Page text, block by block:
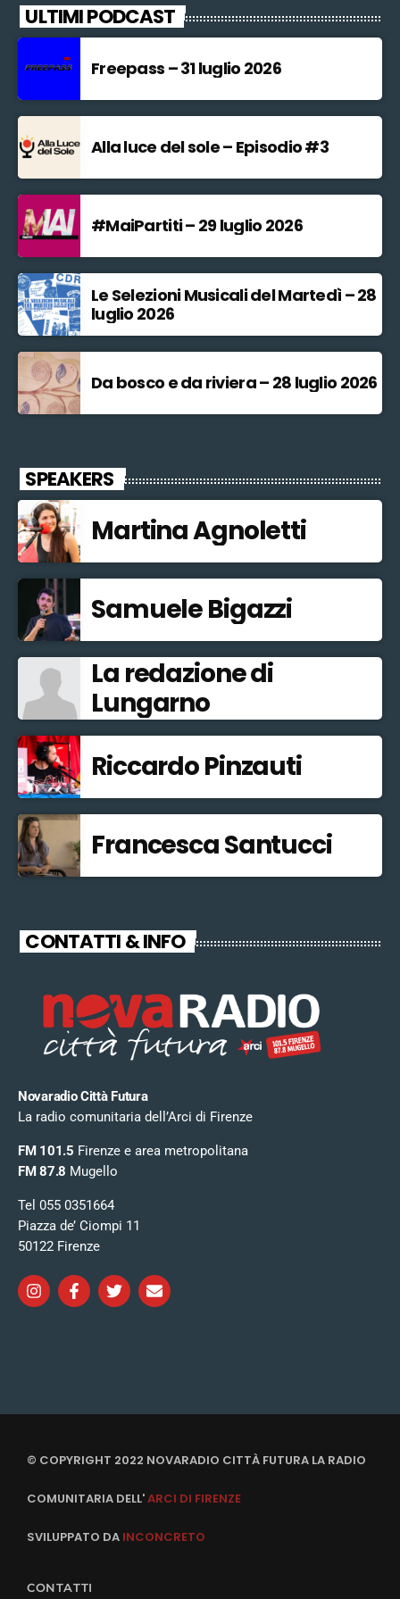
ULTIMI PODCAST
Freepass – 31 luglio 2026
Alla luce del sole – Episodio #3
#MaiPartiti – 29 luglio 2026
Le Selezioni Musicali del Martedì – 28
luglio 2026
Da bosco e da riviera – 28 luglio 2026
SPEAKERS
Martina Agnoletti
Samuele Bigazzi
La redazione di
Lungarno
Riccardo Pinzauti
Francesca Santucci
CONTATTI & INFO
Novaradio Città Futura
La radio comunitaria dell’Arci di Firenze
FM 101.5 Firenze e area metropolitana
FM 87.8 Mugello
Tel 055 0351664
Piazza de’ Ciompi 11
50122 Firenze
© COPYRIGHT 2022 NOVARADIO CITTÀ FUTURA LA RADIO
COMUNITARIA DELL'ARCI DI FIRENZE
SVILUPPATO DA INCONCRETO
CONTATTI